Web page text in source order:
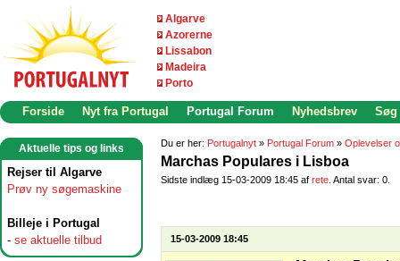
Algarve
Azorerne
Lissabon
Madeira
Porto
Forside Nyt fra Portugal Portugal Forum Nyhedsbrev Søg
Aktuelle tips og links
Rejser til Algarve
Prøv ny søgemaskine
Billeje i Portugal
- se aktuelle tilbud
Du er her: Portugalnyt » Portugal Forum » Oplevelser
Marchas Populares i Lisboa
Sidste indlæg 15-03-2009 18:45 af rete . Antal svar: 0.
15-03-2009 18:45